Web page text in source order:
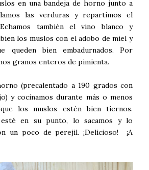
en una bandeja de horno junto a
las verduras y repartimos el
también el vino blanco y
los muslos con el adobo de miel y
queden bien embadurnados. Por
granos enteros de pimienta.
(precalentado a 190 grados con
y cocinamos durante más o menos
los muslos estén bien tiernos.
en su punto, lo sacamos y lo
un poco de perejil. ¡Delicioso! ¡A